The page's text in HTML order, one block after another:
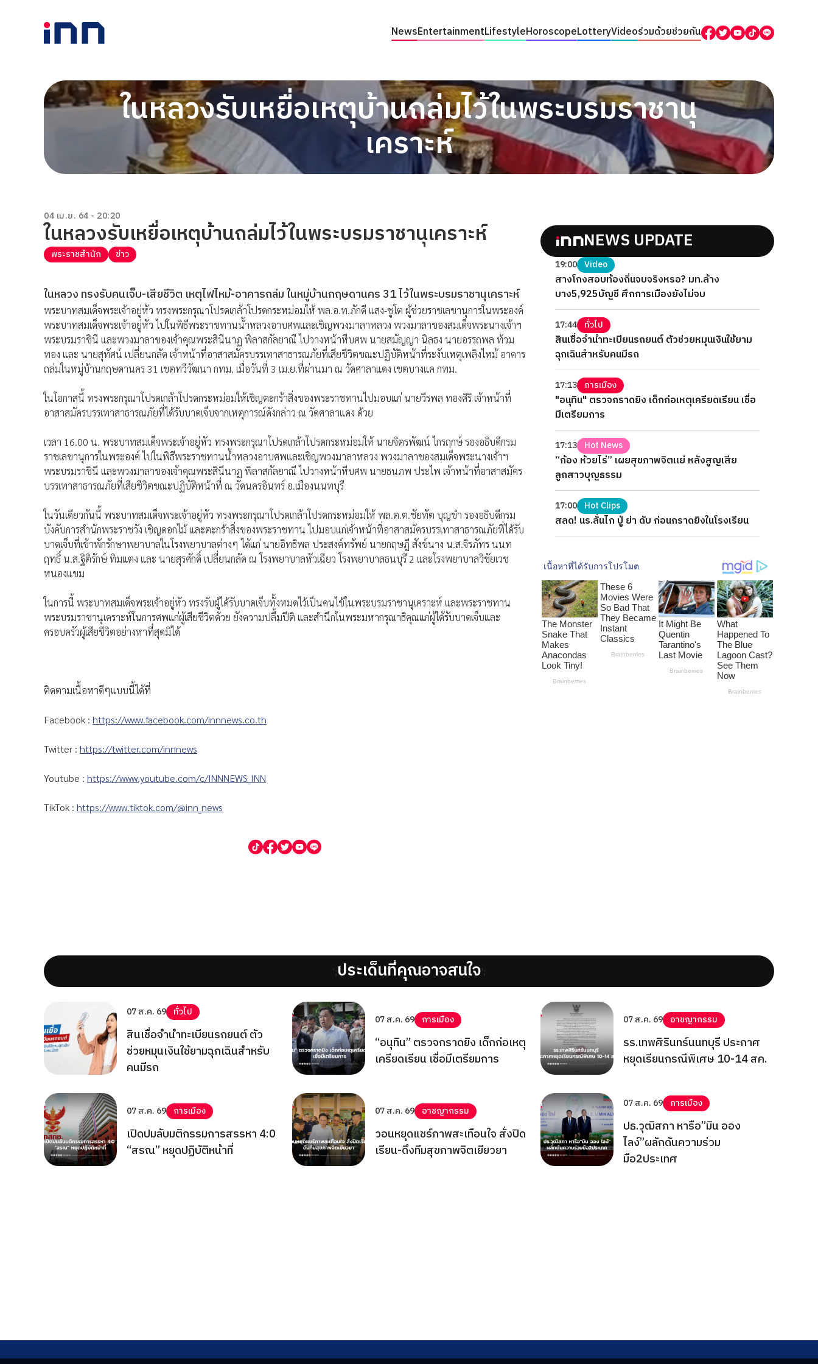
NewsEntertainmentLifestyleHoroscopeLotteryVideoร่วมด้วยช่วยกัน
ในหลวงรับเหยื่อเหตุบ้านถล่มไว้ในพระบรมราชานุ
เคราะห์
04 เม.ย. 64 - 20:20
ในหลวงรับเหยื่อเหตุบ้านถล่มไว้ในพระบรมราชานุเคราะห์
พระราชสำนัก ข่าว
ในหลวง ทรงรับคนเจ็บ-เสียชีวิต เหตุไฟไหม้-อาคารถล่ม ในหมู่บ้านกฤษดานคร 31 ไว้ในพระบรมราชานุเคราะห์
พระบาทสมเด็จพระเจ้าอยู่หัว ทรงพระกรุณาโปรดเกล้าโปรดกระหม่อมให้ พล.อ.ท.ภักดี แสง-ชูโต ผู้ช่วยราชเลขานุการในพระองค์
พระบาทสมเด็จพระเจ้าอยู่หัว ไปในพิธีพระราชทานน้ำหลวงอาบศพและเชิญพวงมาลาหลวง พวงมาลาของสมเด็จพระนางเจ้าฯ
พระบรมราชินี และพวงมาลาของเจ้าคุณพระสินีนาฏ พิลาสกัลยาณี ไปวางหน้าหีบศพ นายสมัญญา นิลธง นายอรรถพล ท้วม
ทอง และ นายสุทัศน์ เปลี่ยนกลัด เจ้าหน้าที่อาสาสมัครบรรเทาสาธารณภัยที่เสียชีวิตขณะปฏิบัติหน้าที่ระงับเหตุเพลิงไหม้ อาคาร
ถล่มในหมู่บ้านกฤษดานคร 31 เขตทวีวัฒนา กทม. เมื่อวันที่ 3 เม.ย.ที่ผ่านมา ณ วัดศาลาแดง เขตบางแค กทม.
ในโอกาสนี้ ทรงพระกรุณาโปรดเกล้าโปรดกระหม่อมให้เชิญตะกร้าสิ่งของพระราชทานไปมอบแก่ นายวีรพล ทองศิริ เจ้าหน้าที่
อาสาสมัครบรรเทาสาธารณภัยที่ได้รับบาดเจ็บจากเหตุการณ์ดังกล่าว ณ วัดศาลาแดง ด้วย
เวลา 16.00 น. พระบาทสมเด็จพระเจ้าอยู่หัว ทรงพระกรุณาโปรดเกล้าโปรดกระหม่อมให้ นายจิตรพัฒน์ ไกรฤกษ์ รองอธิบดีกรม
ราชเลขานุการในพระองค์ ไปในพิธีพระราชทานน้ำหลวงอาบศพและเชิญพวงมาลาหลวง พวงมาลาของสมเด็จพระนางเจ้าฯ
พระบรมราชินี และพวงมาลาของเจ้าคุณพระสินีนาฏ พิลาสกัลยาณี ไปวางหน้าหีบศพ นายธนภพ ประไพ เจ้าหน้าที่อาสาสมัคร
บรรเทาสาธารณภัยที่เสียชีวิตขณะปฏิบัติหน้าที่ ณ วัดนครอินทร์ อ.เมืองนนทบุรี
ในวันเดียวกันนี้ พระบาทสมเด็จพระเจ้าอยู่หัว ทรงพระกรุณาโปรดเกล้าโปรดกระหม่อมให้ พล.ต.ต.ชัยทัต บุญขำ รองอธิบดีกรม
บังคับการสำนักพระราชวัง เชิญดอกไม้ และตะกร้าสิ่งของพระราชทาน ไปมอบแก่เจ้าหน้าที่อาสาสมัครบรรเทาสาธารณภัยที่ได้รับ
บาดเจ็บที่เข้าพักรักษาพยาบาลในโรงพยาบาลต่างๆ ได้แก่ นายอิทธิพล ประสงค์ทรัพย์ นายกฤษฎี สังข์นาง น.ส.จิรภัทร นนท
ฤทธิ์ น.ส.ฐิติรักษ์ ทิมแตง และ นายสุรศักดิ์ เปลี่ยนกลัด ณ โรงพยาบาลหัวเฉียว โรงพยาบาลธนบุรี 2 และโรงพยาบาลวิชัยเวช
หนองแขม
ในการนี้ พระบาทสมเด็จพระเจ้าอยู่หัว ทรงรับผู้ได้รับบาดเจ็บทั้งหมดไว้เป็นคนไข้ในพระบรมราชานุเคราะห์ และพระราชทาน
พระบรมราชานุเคราะห์ในการศพแก่ผู้เสียชีวิตด้วย ยังความปลื้มปีติ และสำนึกในพระมหากรุณาธิคุณแก่ผู้ได้รับบาดเจ็บและ
ครอบครัวผู้เสียชีวิตอย่างหาที่สุดมิได้
ติดตามเนื้อหาดีๆแบบนี้ได้ที่
Facebook : https://www.facebook.com/innnews.co.th
Twitter : https://twitter.com/innnews
Youtube : https://www.youtube.com/c/INNNEWS_INN
TikTok : https://www.tiktok.com/@inn_news
NEWS UPDATE
19:00 Video
สางโกงสอบท้องถิ่นจบจริงหรอ? มท.ล้าง
บาง5,925บัญชี ศึกการเมืองยังไม่จบ
17:44 ทั่วไป
สินเชื่อจำนำทะเบียนรถยนต์ ตัวช่วยหมุนเงินใช้ยาม
ฉุกเฉินสำหรับคนมีรถ
17:13 การเมือง
"อนุทิน" ตรวจกราดยิง เด็กก่อเหตุเครียดเรียน เชื่อ
มีเตรียมการ
17:13 Hot News
“ก้อง ห้วยไร่” เผยสุขภาพจิตแย่ หลังสูญเสีย
ลูกสาวบุญธรรม
17:00 Hot Clips
สลด! นร.ลั่นไก ปู่ ย่า ดับ ก่อนกราดยิงในโรงเรียน
';ประเด็นที่คุณอาจสนใจ';
07 ส.ค. 69 ทั่วไป
สินเชื่อจำนำทะเบียนรถยนต์ ตัว
ช่วยหมุนเงินใช้ยามฉุกเฉินสำหรับ
คนมีรถ
07 ส.ค. 69 การเมือง
“อนุทิน” ตรวจกราดยิง เด็กก่อเหตุ
เครียดเรียน เชื่อมีเตรียมการ
07 ส.ค. 69 อาชญากรรม
รร.เทพศิรินทร์นนทบุรี ประกาศ
หยุดเรียนกรณีพิเศษ 10-14 สค.
07 ส.ค. 69 การเมือง
เปิดปมลับมติกรรมการสรรหา 4:0
“สรณ” หยุดปฏิบัติหน้าที่
07 ส.ค. 69 อาชญากรรม
วอนหยุดแชร์ภาพสะเทือนใจ สั่งปิด
เรียน-ดึงทีมสุขภาพจิตเยียวยา
07 ส.ค. 69 การเมือง
ปธ.วุฒิสภา หารือ”มิน ออง
ไลง์”ผลักดันความร่วม
มือ2ประเทศ